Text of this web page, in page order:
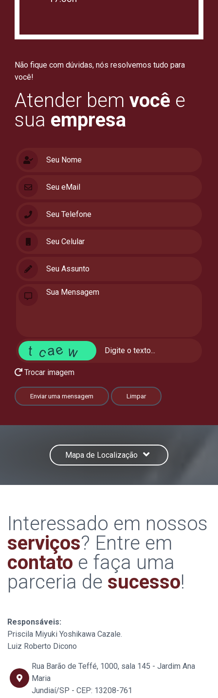
Não fique com dúvidas, nós resolvemos tudo para
você!
Atender bem você e
sua empresa
Trocar imagem
Enviar uma mensagem Limpar
Mapa de Localização
Interessado em nossos
serviços? Entre em
contato e faça uma
parceria de sucesso!
Responsáveis:
Priscila Miyuki Yoshikawa Cazale.
Luiz Roberto Dicono
Rua Barão de Teffé, 1000, sala 145 - Jardim Ana
Maria
Jundiaí/SP - CEP: 13208-761